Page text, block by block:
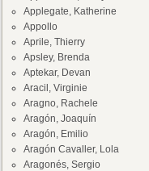
Applegate, Katherine
Appollo
Aprile, Thierry
Apsley, Brenda
Aptekar, Devan
Aracil, Virginie
Aragno, Rachele
Aragón, Joaquín
Aragón, Emilio
Aragón Cavaller, Lola
Aragonés, Sergio